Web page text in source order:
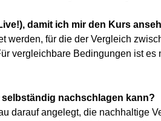
damit ich mir den Kurs
für die der Vergleich
vergleichbare Bedingungen ist
nachschlagen kann?
darauf angelegt, die nachhaltige